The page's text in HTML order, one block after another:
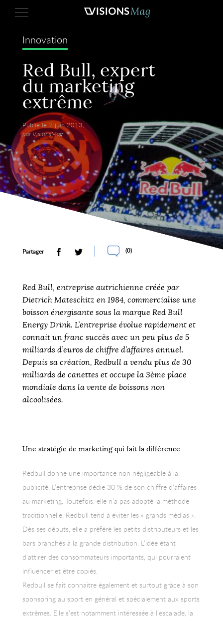
Innovation
Red Bull, expert
du marketing
extrême
Publié le 7 juin 2013,
par VisionsMag.
Partager (0)
Red Bull, entreprise autrichienne créée par
Dietrich Mateschitz en 1984, commercialise une
boisson énergisante sous la marque Red Bull
Energy Drink. L’entreprise évolue rapidement et
connait un franc succès avec un peu plus de 5
milliards d’euros de chiffre d’affaires annuel.
Depuis sa création, Redbull a vendu plus de 30
milliards de canettes et occupe la 3ème place
mondiale dans la vente de boissons non
alcoolisées.
Une stratégie de marketing qui fait la différence
Redbull donne une importance non négligeable à la
publicité. L’entreprise dédie 30 % de son chiffre d’affaires
au marketing. Toutefois, elle n’a pas adopté la méthode
traditionnelle. Redbull tend à éviter les « grands médias ».
Dès ses débuts, elle a préféré les petits distributeurs et les
bars branchés à la grande distribution. L’idée étant
d’attirer des consommateurs importants, qui pourraient
influencer et être copiés.
Redbull se fait connaitre également et surtout grâce à son
sponsoring au sport en général et spécialement aux sports
extrêmes. Elle s’est notamment intéressée à l’escalade, la